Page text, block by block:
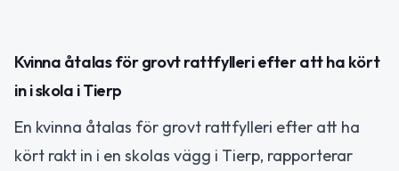
Kvinna åtalas för grovt rattfylleri efter att ha kört
in i skola i Tierp
En kvinna åtalas för grovt rattfylleri efter att ha
kört rakt in i en skolas vägg i Tierp, rapporterar